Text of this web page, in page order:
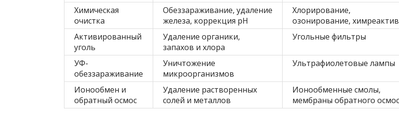
Химическая
очистка
Обеззараживание, удаление
железа, коррекция pH
Хлорирование,
озонирование,
Активированный
уголь
Удаление органики,
запахов и хлора
Угольные фильтры
УФ-
обеззараживание
Уничтожение
микроорганизмов
Ультрафиолетовые лампы
Ионообмен и
обратный осмос
Удаление растворенных
солей и металлов
Ионообменные смолы,
мембраны обратного